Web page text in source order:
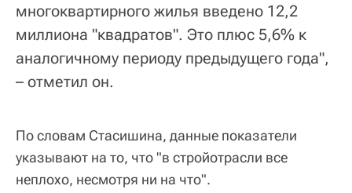
многоквартирного жилья введено 12,2
миллиона "квадратов". Это плюс 5,6% к
аналогичному периоду предыдущего года",
– отметил он.
По словам Стасишина, данные показатели
указывают на то, что "в стройотрасли все
неплохо, несмотря ни на что".